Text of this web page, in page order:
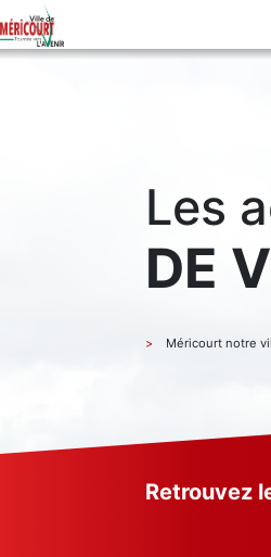
Les
DE
Méricourt notre
Retrouvez